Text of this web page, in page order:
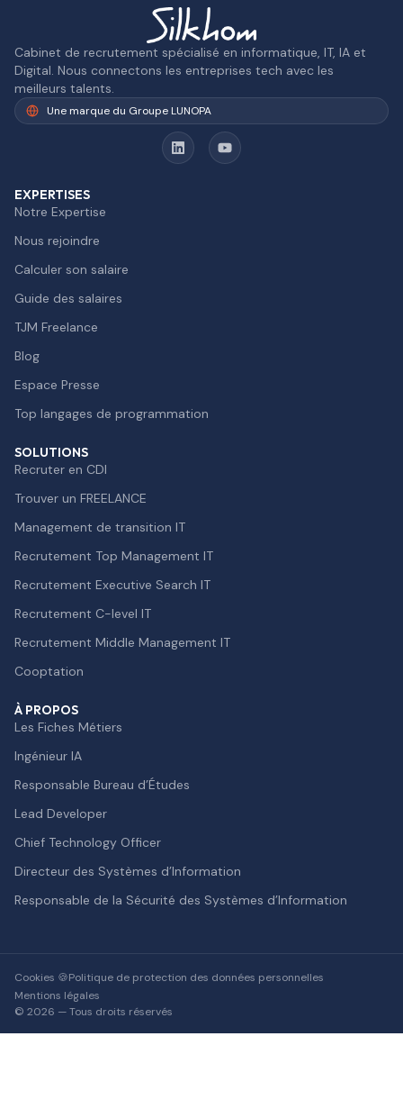
Cabinet de recrutement spécialisé en informatique, IT, IA et
Digital. Nous connectons les entreprises tech avec les
meilleurs talents.
Une marque du Groupe LUNOPA
EXPERTISES
Notre Expertise
Nous rejoindre
Calculer son salaire
Guide des salaires
TJM Freelance
Blog
Espace Presse
Top langages de programmation
SOLUTIONS
Recruter en CDI
Trouver un FREELANCE
Management de transition IT
Recrutement Top Management IT
Recrutement Executive Search IT
Recrutement C-level IT
Recrutement Middle Management IT
Cooptation
À PROPOS
Les Fiches Métiers
Ingénieur IA
Responsable Bureau d’Études
Lead Developer
Chief Technology Officer
Directeur des Systèmes d’Information
Responsable de la Sécurité des Systèmes d’Information
© 2026 — Tous droits réservés
Cookies 🍪Politique de protection des données personnelles
Mentions légales